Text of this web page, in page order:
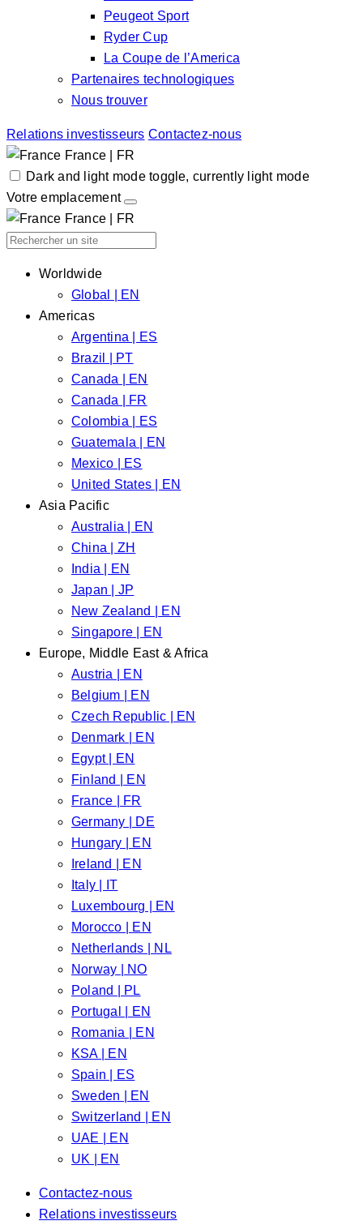
Peugeot Sport
Ryder Cup
La Coupe de l’America
Partenaires technologiques
Nous trouver
Relations investisseurs Contactez-nous
France | FR
Dark and light mode toggle, currently light mode
Votre emplacement
France | FR
Worldwide
Global | EN
Americas
Argentina | ES
Brazil | PT
Canada | EN
Canada | FR
Colombia | ES
Guatemala | EN
Mexico | ES
United States | EN
Asia Pacific
Australia | EN
China | ZH
India | EN
Japan | JP
New Zealand | EN
Singapore | EN
Europe, Middle East & Africa
Austria | EN
Belgium | EN
Czech Republic | EN
Denmark | EN
Egypt | EN
Finland | EN
France | FR
Germany | DE
Hungary | EN
Ireland | EN
Italy | IT
Luxembourg | EN
Morocco | EN
Netherlands | NL
Norway | NO
Poland | PL
Portugal | EN
Romania | EN
KSA | EN
Spain | ES
Sweden | EN
Switzerland | EN
UAE | EN
UK | EN
Contactez-nous
Relations investisseurs